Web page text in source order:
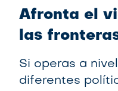
Afronta el
las
Si operas a
diferentes